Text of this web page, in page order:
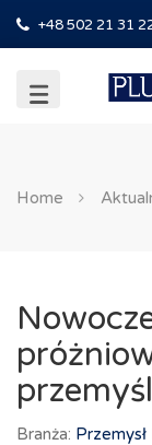
+48 502 21 31
Home
Branża: